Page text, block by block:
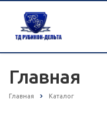
Главная
Главная Каталог